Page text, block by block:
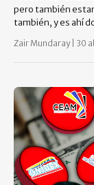
pero también
también, y es ahí
Zair Mundaray 30